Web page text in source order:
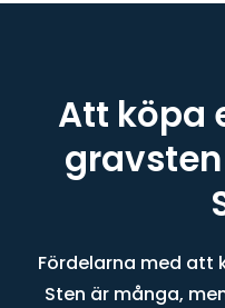
Att köpa
Fördelarna med att
Sten är många,